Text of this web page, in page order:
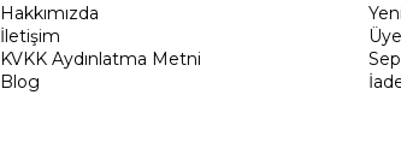
Hakkımızda
İletişim
KVKK Aydınlatma Metni
Blog